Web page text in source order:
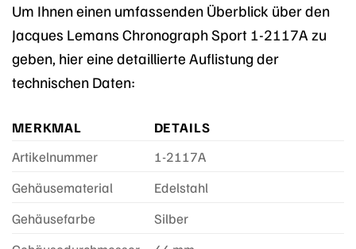
Um Ihnen einen umfassenden Überblick über den
Jacques Lemans Chronograph Sport 1-2117A zu
geben, hier eine detaillierte Auflistung der
technischen Daten:
MERKMAL
DETAILS
Artikelnummer
1-2117A
Gehäusematerial
Edelstahl
Gehäusefarbe
Silber